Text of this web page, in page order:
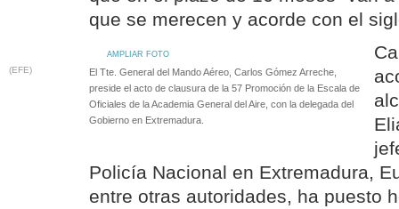
que se merecen y acorde con el
AMPLIAR FOTO
(EFE)
El Tte. General del Mando Aéreo, Carlos Gómez Arreche,
preside el acto de clausura de la 57 Promoción de la Escala de
Oficiales de la Academia General del Aire, con la delegada del
Gobierno en Extremadura.
Policía Nacional en Extremadura,
entre otras autoridades, ha puesto